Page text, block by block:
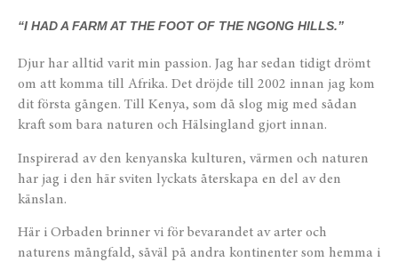
“I HAD A FARM AT THE FOOT OF THE NGONG HILLS.”
Djur har alltid varit min passion. Jag har sedan tidigt drömt
om att komma till Afrika. Det dröjde till 2002 innan jag kom
dit första gången. Till Kenya, som då slog mig med sådan
kraft som bara naturen och Hälsingland gjort innan.
Inspirerad av den kenyanska kulturen, värmen och naturen
har jag i den här sviten lyckats återskapa en del av den
känslan.
Här i Orbaden brinner vi för bevarandet av arter och
naturens mångfald, såväl på andra kontinenter som hemma i